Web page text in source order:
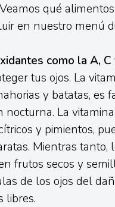
qué alimentos
en nuestro menú
como la A, C
tus ojos. La
y batatas, es
nocturna. La vitamina
y pimientos,
Mientras tanto,
frutos secos y
de los ojos del
libres.